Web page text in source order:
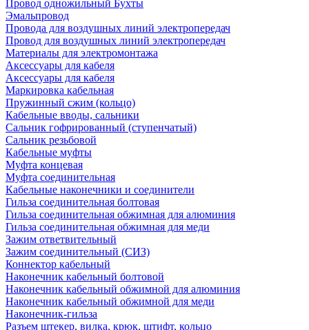
Провод одножильный Бухты
Эмальпровод
Провода для воздушных линий электропередач
Провод для воздушных линий электропередач
Материалы для электромонтажа
Аксессуары для кабеля
Аксессуары для кабеля
Маркировка кабельная
Пружинный сжим (кольцо)
Кабельные вводы, сальники
Сальник гофрированный (ступенчатый)
Сальник резьбовой
Кабельные муфты
Муфта концевая
Муфта соединительная
Кабельные наконечники и соединители
Гильза соединительная болтовая
Гильза соединительная обжимная для алюминия
Гильза соединительная обжимная для меди
Зажим ответвительный
Зажим соединительный (СИЗ)
Коннектор кабельный
Наконечник кабельный болтовой
Наконечник кабельный обжимной для алюминия
Наконечник кабельный обжимной для меди
Наконечник-гильза
Разъем штекер, вилка, крюк, штифт, кольцо